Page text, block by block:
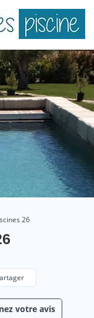
26
votre avis